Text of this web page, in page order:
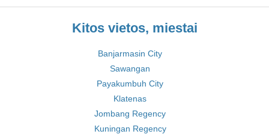
Kitos vietos, miestai
Banjarmasin City
Sawangan
Payakumbuh City
Klatenas
Jombang Regency
Kuningan Regency